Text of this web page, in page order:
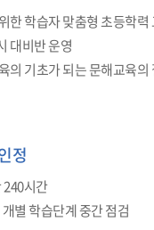
한 학습자 맞춤형 초등학력
대비반 운영
의 기초가 되는 문해교육의
정
240시간
별 학습단계 중간 점검